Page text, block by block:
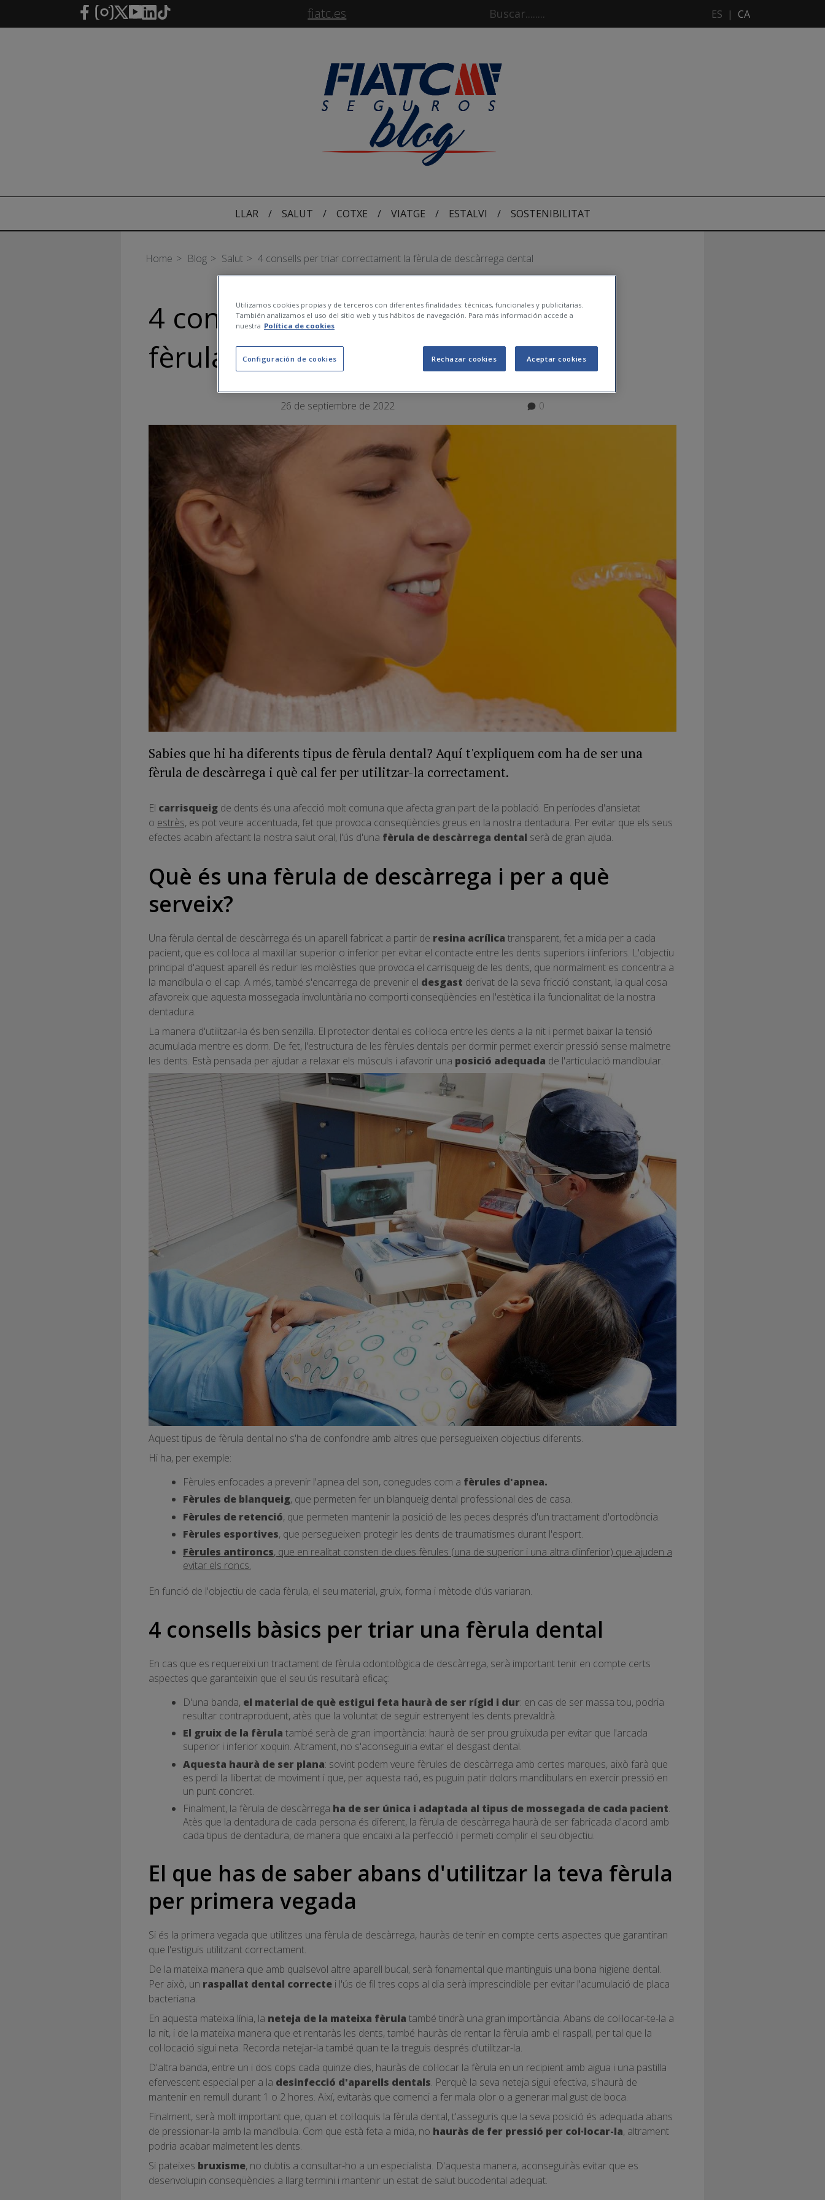
Salta al contingut principal fiatc.es ES | CA
LLAR / SALUT / COTXE / VIATGE / ESTALVI / SOSTENIBILITAT
Home Blog Salut 4 consells per triar correctament la fèrula de descàrrega dental
4 consells per triar correctament la
fèrula de descàrrega dental
26 de septiembre de 2022 0
Sabies que hi ha diferents tipus de fèrula dental? Aquí t'expliquem com ha de ser una
fèrula de descàrrega i què cal fer per utilitzar-la correctament.
El carrisqueig de dents és una afecció molt comuna que afecta gran part de la població. En períodes d'ansietat
o estrès, es pot veure accentuada, fet que provoca conseqüències greus en la nostra dentadura. Per evitar que els seus
efectes acabin afectant la nostra salut oral, l'ús d'una fèrula de descàrrega dental serà de gran ajuda.
Què és una fèrula de descàrrega i per a què
serveix?
Una fèrula dental de descàrrega és un aparell fabricat a partir de resina acrílica transparent, fet a mida per a cada
pacient, que es col·loca al maxil·lar superior o inferior per evitar el contacte entre les dents superiors i inferiors. L'objectiu
principal d'aquest aparell és reduir les molèsties que provoca el carrisqueig de les dents, que normalment es concentra a
la mandíbula o el cap. A més, també s'encarrega de prevenir el desgast derivat de la seva fricció constant, la qual cosa
afavoreix que aquesta mossegada involuntària no comporti conseqüències en l'estètica i la funcionalitat de la nostra
dentadura.
La manera d'utilitzar-la és ben senzilla. El protector dental es col·loca entre les dents a la nit i permet baixar la tensió
acumulada mentre es dorm. De fet, l'estructura de les fèrules dentals per dormir permet exercir pressió sense malmetre
les dents. Està pensada per ajudar a relaxar els músculs i afavorir una posició adequada de l'articulació mandibular.
Aquest tipus de fèrula dental no s'ha de confondre amb altres que persegueixen objectius diferents.
Hi ha, per exemple:
Fèrules enfocades a prevenir l'apnea del son, conegudes com a fèrules d'apnea.
Fèrules de blanqueig, que permeten fer un blanqueig dental professional des de casa.
Fèrules de retenció, que permeten mantenir la posició de les peces després d'un tractament d'ortodòncia.
Fèrules esportives, que persegueixen protegir les dents de traumatismes durant l'esport.
Fèrules antironcs, que en realitat consten de dues fèrules (una de superior i una altra d'inferior) que ajuden a
evitar els roncs.
En funció de l'objectiu de cada fèrula, el seu material, gruix, forma i mètode d'ús variaran.
4 consells bàsics per triar una fèrula dental
En cas que es requereixi un tractament de fèrula odontològica de descàrrega, serà important tenir en compte certs
aspectes que garanteixin que el seu ús resultarà eficaç:
D'una banda, el material de què estigui feta haurà de ser rígid i dur: en cas de ser massa tou, podria
resultar contraproduent, atès que la voluntat de seguir estrenyent les dents prevaldrà.
El gruix de la fèrula també serà de gran importància: haurà de ser prou gruixuda per evitar que l'arcada
superior i inferior xoquin. Altrament, no s'aconseguiria evitar el desgast dental.
Aquesta haurà de ser plana: sovint podem veure fèrules de descàrrega amb certes marques, això farà que
es perdi la llibertat de moviment i que, per aquesta raó, es puguin patir dolors mandibulars en exercir pressió en
un punt concret.
Finalment, la fèrula de descàrrega ha de ser única i adaptada al tipus de mossegada de cada pacient.
Atès que la dentadura de cada persona és diferent, la fèrula de descàrrega haurà de ser fabricada d'acord amb
cada tipus de dentadura, de manera que encaixi a la perfecció i permeti complir el seu objectiu.
El que has de saber abans d'utilitzar la teva fèrula
per primera vegada
Si és la primera vegada que utilitzes una fèrula de descàrrega, hauràs de tenir en compte certs aspectes que garantiran
que l'estiguis utilitzant correctament.
De la mateixa manera que amb qualsevol altre aparell bucal, serà fonamental que mantinguis una bona higiene dental.
Per això, un raspallat dental correcte i l'ús de fil tres cops al dia serà imprescindible per evitar l'acumulació de placa
bacteriana.
En aquesta mateixa línia, la neteja de la mateixa fèrula també tindrà una gran importància. Abans de col·locar-te-la a
la nit, i de la mateixa manera que et rentaràs les dents, també hauràs de rentar la fèrula amb el raspall, per tal que la
col·locació sigui neta. Recorda netejar-la també quan te la treguis després d'utilitzar-la.
D'altra banda, entre un i dos cops cada quinze dies, hauràs de col·locar la fèrula en un recipient amb aigua i una pastilla
efervescent especial per a la desinfecció d'aparells dentals. Perquè la seva neteja sigui efectiva, s'haurà de
mantenir en remull durant 1 o 2 hores. Així, evitaràs que comenci a fer mala olor o a generar mal gust de boca.
Finalment, serà molt important que, quan et col·loquis la fèrula dental, t'asseguris que la seva posició és adequada abans
de pressionar-la amb la mandíbula. Com que està feta a mida, no hauràs de fer pressió per col·locar-la, altrament
podria acabar malmetent les dents.
Si pateixes bruxisme, no dubtis a consultar-ho a un especialista. D'aquesta manera, aconseguiràs evitar que es
desenvolupin conseqüències a llarg termini i mantenir un estat de salut bucodental adequat.
Utilizamos cookies propias y de terceros con diferentes finalidades: técnicas, funcionales y publicitarias.
También analizamos el uso del sitio web y tus hábitos de navegación. Para más información accede a
nuestra Política de cookies
Configuración de cookies Rechazar cookies Aceptar cookies